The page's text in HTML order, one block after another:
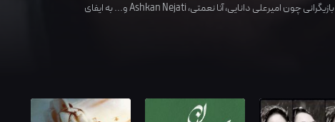
چونامیرعلی دانایی،آنا نعمتی،Ashkan Nejatiو... به ایفای